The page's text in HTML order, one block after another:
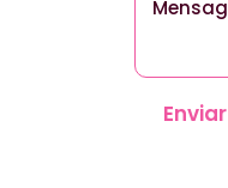
Enviar